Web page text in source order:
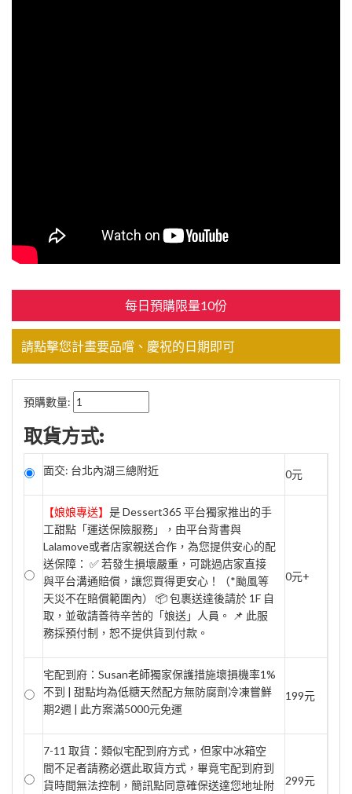
每日預購限量10份
請點擊您計畫要品嚐、慶祝的日期即可
預購數量:
取貨方式:
面交: 台北內湖三總附近 0元
【娘娘專送】 是 Dessert365 平台獨家推出的手
工甜點「運送保險服務」，由平台背書與
Lalamove或者店家親送合作，為您提供安心的配
送保障： ✅ 若發生損壞嚴重，可跳過店家直接
與平台溝通賠償，讓您買得更安心！（*颱風等
天災不在賠償範圍內） 📦 包裹送達後請於 1F 自
取，並敬請善待辛苦的「娘送」人員。 📌 此服
務採預付制，恕不提供貨到付款。
0元+
宅配到府：Susan老師獨家保護措施壞損機率1%
不到 | 甜點均為低糖天然配方無防腐劑冷凍嘗鮮
期2週 | 此方案滿5000元免運
199元
7-11 取貨：類似宅配到府方式，但家中冰箱空
間不足者請務必選此取貨方式，畢竟宅配到府到
貨時間無法控制，簡訊點同意確保送達您地址附
299元